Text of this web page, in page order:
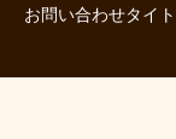
お問い合わせタイ